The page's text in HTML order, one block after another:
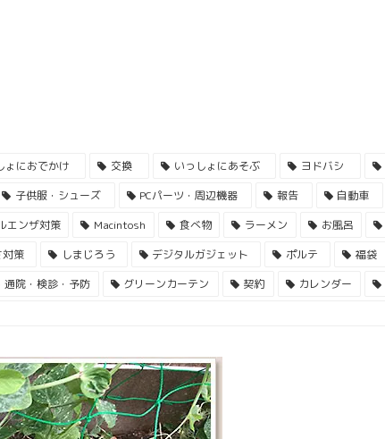
ょにおでかけ 交換 いっしょにあそぶ ヨドバシ
子供服・シューズ PCパーツ・周辺機器 報告 自動車
エンザ対策 Macintosh 食べ物 ラーメン お風呂
対策 しまじろう デジタルガジェット ポルテ 福袋
通院・検診・予防 グリーンカーテン 契約 カレンダー